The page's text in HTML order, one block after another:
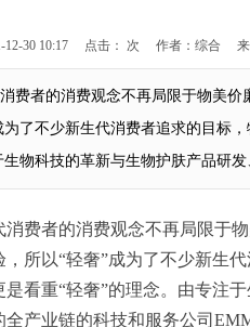
12-30 10:17 点击： 次 作者：综合
费者的消费观念不再局限于物美
了不少新生代消费者追求的目标
物科技的革新与生物护肤产品研
消费者的消费观念不再局限于
所以“轻奢”成为了不少新生
是看重“轻奢”的理念。由专注
全产业链的科技和服务公司